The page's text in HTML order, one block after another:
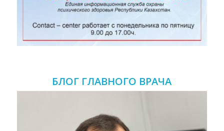
БЛОГ ГЛАВНОГО ВРАЧА